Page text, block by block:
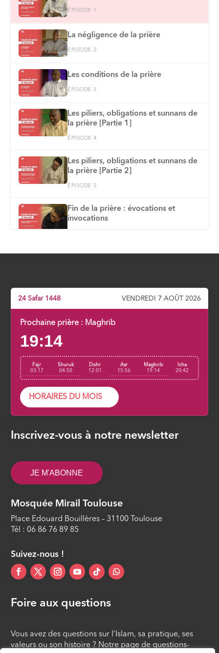
ÉPISODE 1
La négligence de la prière
ÉPISODE 2
Les conditions de la prière
ÉPISODE 3
Les piliers, obligations et sunnans de
la prière [Partie 1]
ÉPISODE 4
Les piliers, obligations et sunnans de
la prière [Partie 2]
ÉPISODE 5
Fin de la prière : évocations et
invocations
Les annulatifs de la prière
24 Safar 1448 VENDREDI 7 AOÛT 2026
Prochaine prière : Maghrib
19:14
Fajr
03:17
Shuruk
04:50
Dohr
12:01
Asr
15:56
Maghrib
19:14
Icha
20:42
HORAIRES DU MOIS
Inscrivez-vous à notre newsletter
JE M'ABONNE
Mosquée Mirail Toulouse
Place Edouard Bouillères – 31100 Toulouse
Tél : 06 86 76 89 85
Suivez-nous !
Foire aux questions
Vous avez des questions sur l’Islam, sa pratique, ses
valeurs ou son histoire ? Notre page de questions-